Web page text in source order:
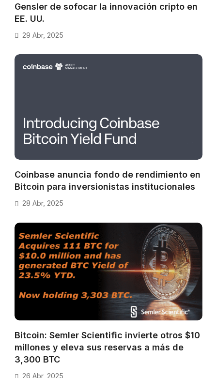
Gensler de sofocar la innovación cripto en
EE. UU.
29 Abr, 2025
Coinbase anuncia fondo de rendimiento en
Bitcoin para inversionistas institucionales
28 Abr, 2025
Bitcoin: Semler Scientific invierte otros $10
millones y eleva sus reservas a más de
3,300 BTC
26 Abr, 2025